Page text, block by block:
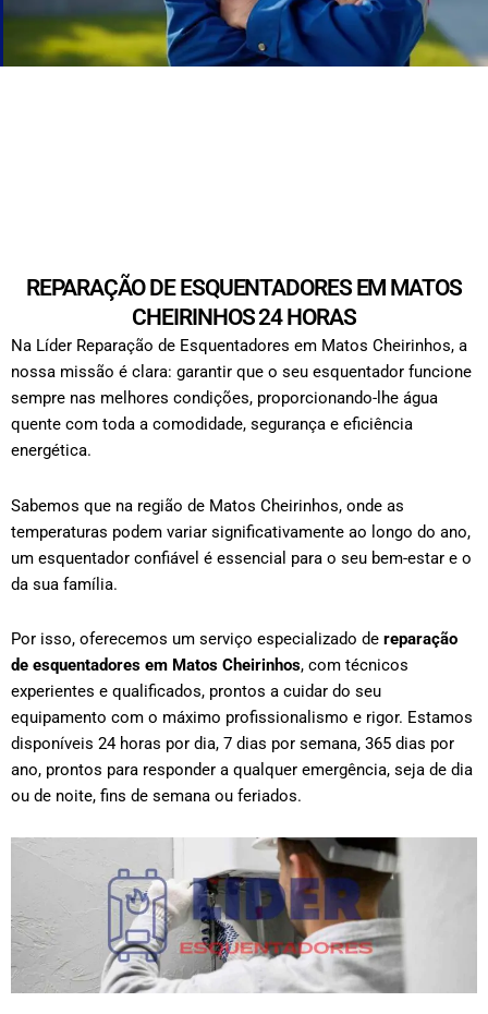
REPARAÇÃO DE ESQUENTADORES EM MATOS
CHEIRINHOS 24 HORAS
Na Líder Reparação de Esquentadores em Matos Cheirinhos, a
nossa missão é clara: garantir que o seu esquentador funcione
sempre nas melhores condições, proporcionando-lhe água
quente com toda a comodidade, segurança e eficiência
energética.
Sabemos que na região de Matos Cheirinhos, onde as
temperaturas podem variar significativamente ao longo do ano,
um esquentador confiável é essencial para o seu bem-estar e o
da sua família.
Por isso, oferecemos um serviço especializado de reparação
de esquentadores em Matos Cheirinhos, com técnicos
experientes e qualificados, prontos a cuidar do seu
equipamento com o máximo profissionalismo e rigor. Estamos
disponíveis 24 horas por dia, 7 dias por semana, 365 dias por
ano, prontos para responder a qualquer emergência, seja de dia
ou de noite, fins de semana ou feriados.